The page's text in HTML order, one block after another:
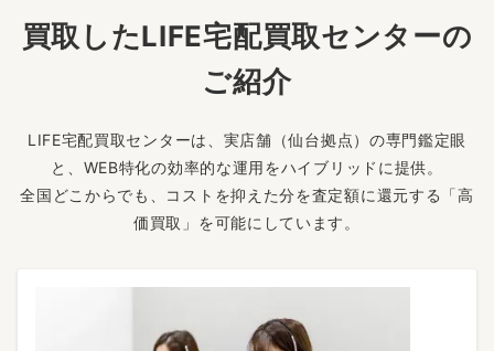
買取したLIFE宅配買取センターの
ご紹介
LIFE宅配買取センターは、実店舗（仙台拠点）の専門鑑定眼
と、WEB特化の効率的な運用をハイブリッドに提供。
全国どこからでも、コストを抑えた分を査定額に還元する「高
価買取」を可能にしています。